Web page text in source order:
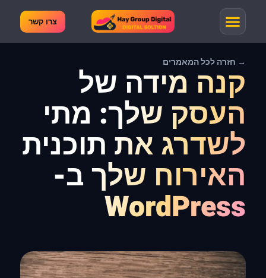
צרו קשר
→ חזרה לכל המאמרים
קנה מידה של
העסק שלך: מתי
לשדרג את תוכנית
האירוח שלך ב-
WordPress